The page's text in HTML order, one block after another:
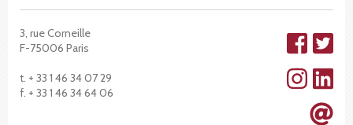
3, rue Corneille
F-75006 Paris
t. + 33 1 46 34 07 29
f. + 33 1 46 34 64 06